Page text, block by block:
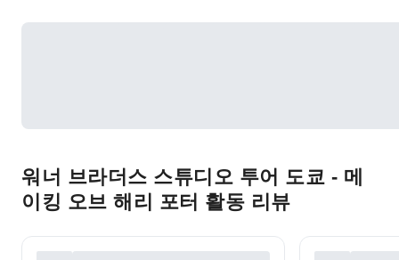
워너 브라더스 스튜디오 투어 도쿄 - 메
이킹 오브 해리 포터 활동 리뷰